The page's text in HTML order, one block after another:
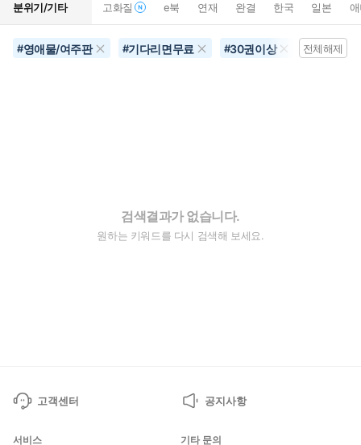
분위기/기타 고화질 e북 연재 완결 한국 일본
#영애물/여주판 #기다리면무료 #30권이상 #일상
전체해제
검색결과가 없습니다.
원하는 키워드를 다시 검색해 보세요.
고객센터 공지사항
서비스 기타 문의